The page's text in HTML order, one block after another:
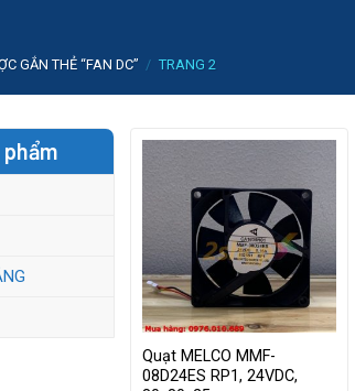
GẮN THẺ “FAN DC” / TRANG 2
Quạt MELCO MMF-
08D24ES RP1, 24VDC,